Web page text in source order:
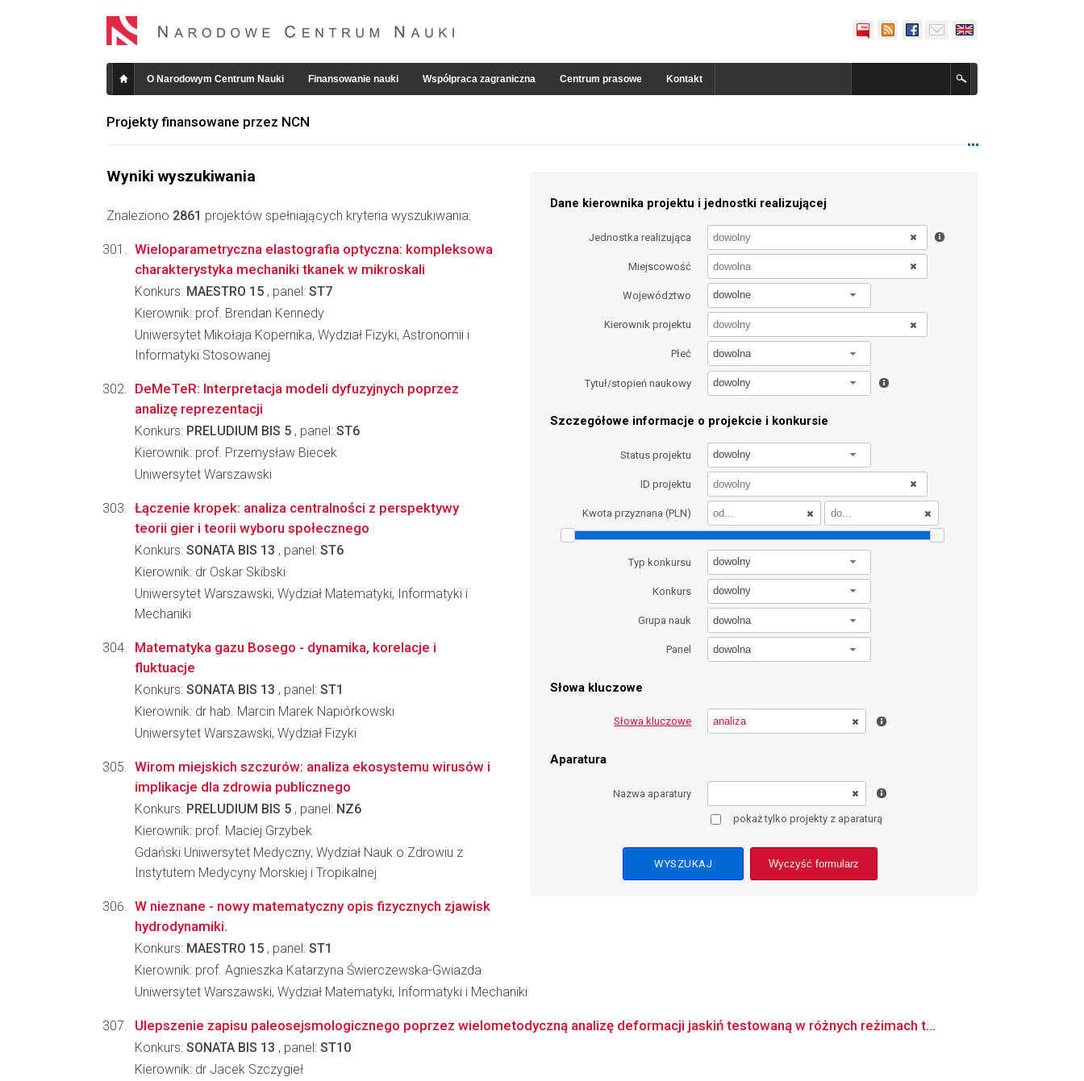
O Narodowym Centrum Nauki Finansowanie nauki Współpraca zagraniczna Centrum prasowe Kontakt
Projekty finansowane przez NCN
Wyniki wyszukiwania
Znaleziono 2861 projektów spełniających kryteria wyszukiwania:
Dane kierownika projektu i jednostki realizującej
Jednostka realizująca
Miejscowość
Województwo dowolne
Kierownik projektu
Płeć dowolna
Tytuł/stopień naukowy dowolny
Szczegółowe informacje o projekcie i konkursie
Status projektu dowolny
ID projektu
Kwota przyznana (PLN)
Typ konkursu dowolny
Konkurs dowolny
Grupa nauk dowolna
Panel dowolna
Słowa kluczowe
Słowa kluczowe
Aparatura
Nazwa aparatury
pokaż tylko projekty z aparaturą
Wyczyść formularz
Wieloparametryczna elastografia optyczna: kompleksowa
charakterystyka mechaniki tkanek w mikroskali
Konkurs: MAESTRO 15 , panel: ST7
Kierownik: prof. Brendan Kennedy
Uniwersytet Mikołaja Kopernika, Wydział Fizyki, Astronomii i
Informatyki Stosowanej
DeMeTeR: Interpretacja modeli dyfuzyjnych poprzez
analizę reprezentacji
Konkurs: PRELUDIUM BIS 5 , panel: ST6
Kierownik: prof. Przemysław Biecek
Uniwersytet Warszawski
Łączenie kropek: analiza centralności z perspektywy
teorii gier i teorii wyboru społecznego
Konkurs: SONATA BIS 13 , panel: ST6
Kierownik: dr Oskar Skibski
Uniwersytet Warszawski, Wydział Matematyki, Informatyki i
Mechaniki
Matematyka gazu Bosego - dynamika, korelacje i
fluktuacje
Konkurs: SONATA BIS 13 , panel: ST1
Kierownik: dr hab. Marcin Marek Napiórkowski
Uniwersytet Warszawski, Wydział Fizyki
Wirom miejskich szczurów: analiza ekosystemu wirusów i
implikacje dla zdrowia publicznego
Konkurs: PRELUDIUM BIS 5 , panel: NZ6
Kierownik: prof. Maciej Grzybek
Gdański Uniwersytet Medyczny, Wydział Nauk o Zdrowiu z
Instytutem Medycyny Morskiej i Tropikalnej
W nieznane - nowy matematyczny opis fizycznych zjawisk
hydrodynamiki.
Konkurs: MAESTRO 15 , panel: ST1
Kierownik: prof. Agnieszka Katarzyna Świerczewska-Gwiazda
Uniwersytet Warszawski, Wydział Matematyki, Informatyki i Mechaniki
Ulepszenie zapisu paleosejsmologicznego poprzez wielometodyczną analizę deformacji jaskiń testowaną w różnych reżimach t...
Konkurs: SONATA BIS 13 , panel: ST10
Kierownik: dr Jacek Szczygieł